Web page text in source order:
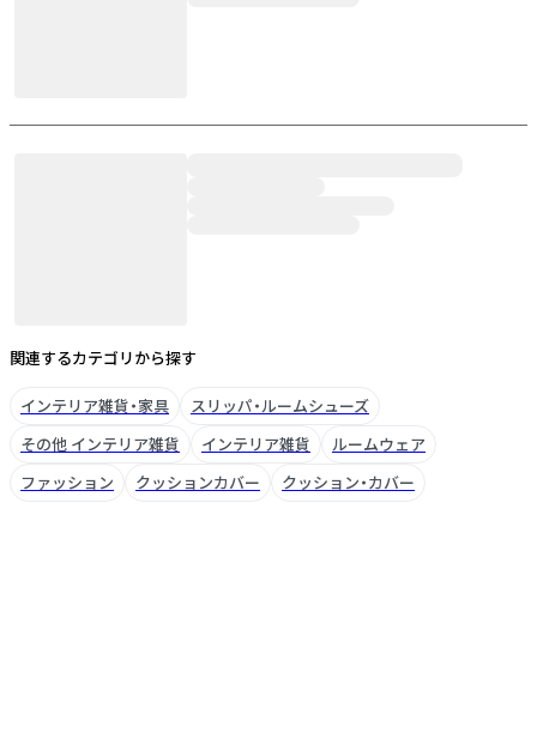
関連するカテゴリから探す
インテリア雑貨・家具
スリッパ・ルームシューズ
その他 インテリア雑貨
インテリア雑貨
ルームウェア
ファッション
クッションカバー クッション・カバー